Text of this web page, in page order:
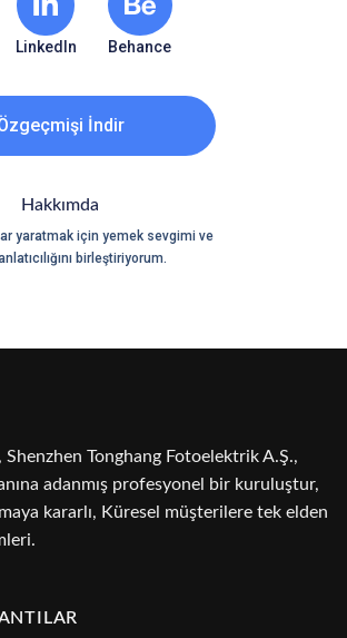
LinkedIn Behance
İndir
Hakkımda
yaratmak için yemek sevgimi ve
birleştiriyorum.
Shenzhen Tonghang Fotoelektrik A.Ş.,
adanmış profesyonel bir kuruluştur,
kararlı, Küresel müşterilere tek elden